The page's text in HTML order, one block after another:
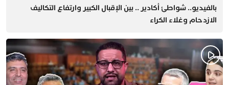
بالفيديو.. شواطئ أكادير .. بين الإقبال الكبير وارتفاع التكاليف
الازدحام وغلاء الكراء